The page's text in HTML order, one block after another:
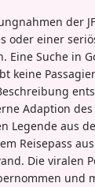
der
oder einer
Eine Suche in
keine
Adaption des
Legende aus
Reisepass
Die viralen
und